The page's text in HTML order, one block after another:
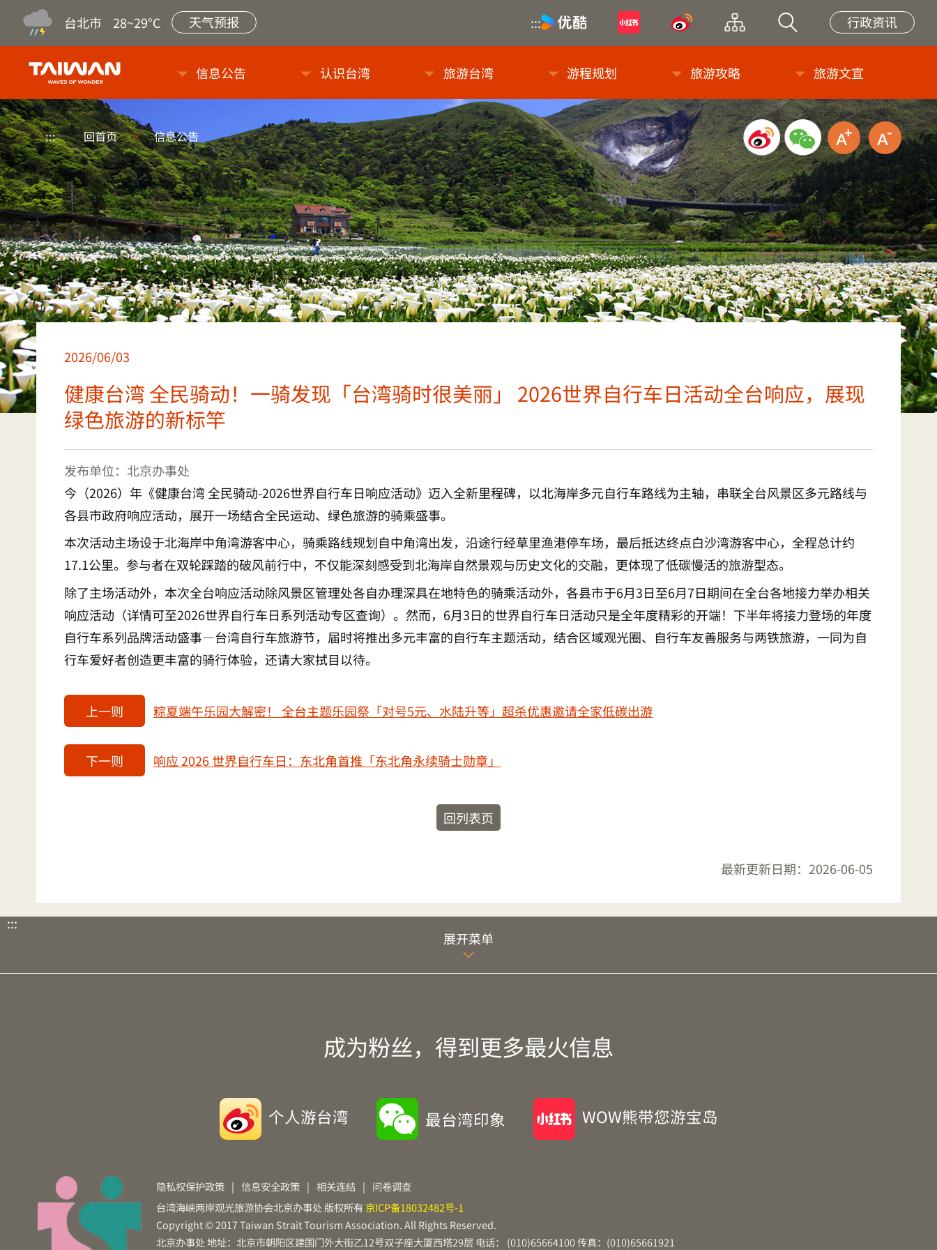
台北市 28~29°C 天气预报 ::: 小紅書 网站导览 站内搜索行政资讯
台旅会北京办事处-台湾观光信息网
信息公告
认识台湾 旅游台湾 游程规划 旅游攻略 旅游文宣
::: 回首页 > 信息公告
微博分享微信分享放大字级缩小
2026/06/03
健康台湾 全民骑动！一骑发现「台湾骑时很美丽」 2026世界自行车日活动全台响应，展现
绿色旅游的新标竿
发布单位：北京办事处
今（2026）年《健康台湾 全民骑动-2026世界自行车日响应活动》迈入全新里程碑，以北海岸多元自行车路线为主轴，串联全台风景区多元路线与
各县市政府响应活动，展开一场结合全民运动、绿色旅游的骑乘盛事。
本次活动主场设于北海岸中角湾游客中心，骑乘路线规划自中角湾出发，沿途行经草里渔港停车场，最后抵达终点白沙湾游客中心，全程总计约
17.1公里。参与者在双轮踩踏的破风前行中，不仅能深刻感受到北海岸自然景观与历史文化的交融，更体现了低碳慢活的旅游型态。
除了主场活动外，本次全台响应活动除风景区管理处各自办理深具在地特色的骑乘活动外，各县市于6月3日至6月7日期间在全台各地接力举办相关
响应活动（详情可至2026世界自行车日系列活动专区查询）。然而，6月3日的世界自行车日活动只是全年度精彩的开端！下半年将接力登场的年度
自行车系列品牌活动盛事—台湾自行车旅游节，届时将推出多元丰富的自行车主题活动，结合区域观光圈、自行车友善服务与两铁旅游，一同为自
行车爱好者创造更丰富的骑行体验，还请大家拭目以待。
上一则 粽夏端午乐园大解密！ 全台主题乐园祭「对号5元、水陆升等」超杀优惠邀请全家低碳出游
下一则 响应 2026 世界自行车日：东北角首推「东北角永续骑士勋章」
回列表页
最新更新日期： 2026-06-05
:::
展开菜单
成为粉丝，得到更多最火信息
个人游台湾 最台湾印象 WOW熊带您游宝岛
隐私权保护政策 | 信息安全政策 | 相关连结 | 问卷调查
台湾海峡两岸观光旅游协会北京办事处 版权所有京ICP备18032482号-1
Copyright © 2017 Taiwan Strait Tourism Association. All Rights Reserved.
北京办事处 地址：北京市朝阳区建国门外大街乙12号双子座大厦西塔29层 电话： (010)65664100 传真：(010)65661921